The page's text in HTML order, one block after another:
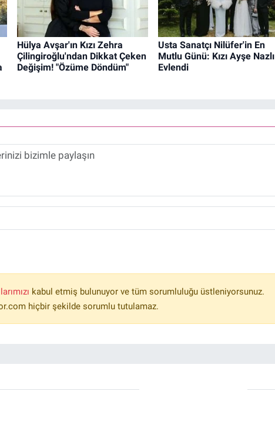
Hülya Avşar'ın Kızı Zehra
Çilingiroğlu'ndan Dikkat Çeken
Değişim! "Özüme Döndüm"
Usta Sanatçı Nilüfer'in En
Mutlu Günü: Kızı Ayşe Nazlı
Evlendi
kabul etmiş bulunuyor ve tüm sorumluluğu üstleniyorsunuz.
hiçbir şekilde sorumlu tutulamaz.